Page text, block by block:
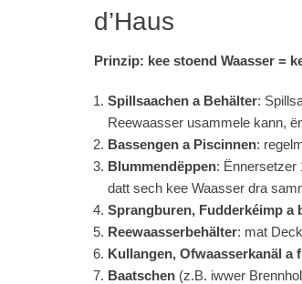
d’Haus
Prinzip: kee stoend Waasser =
Spillsaachen a Behälter:
Reewaasser usammele kann,
Bassengen a Piscinnen:
Blummendëppen: Ënnersetzer
datt sech kee Waasser dra
Sprangburen, Fudderkéimp a
Reewaasserbehälter: mat
Kullangen, Ofwaasserkanäl a
Baatschen (z.B. iwwer